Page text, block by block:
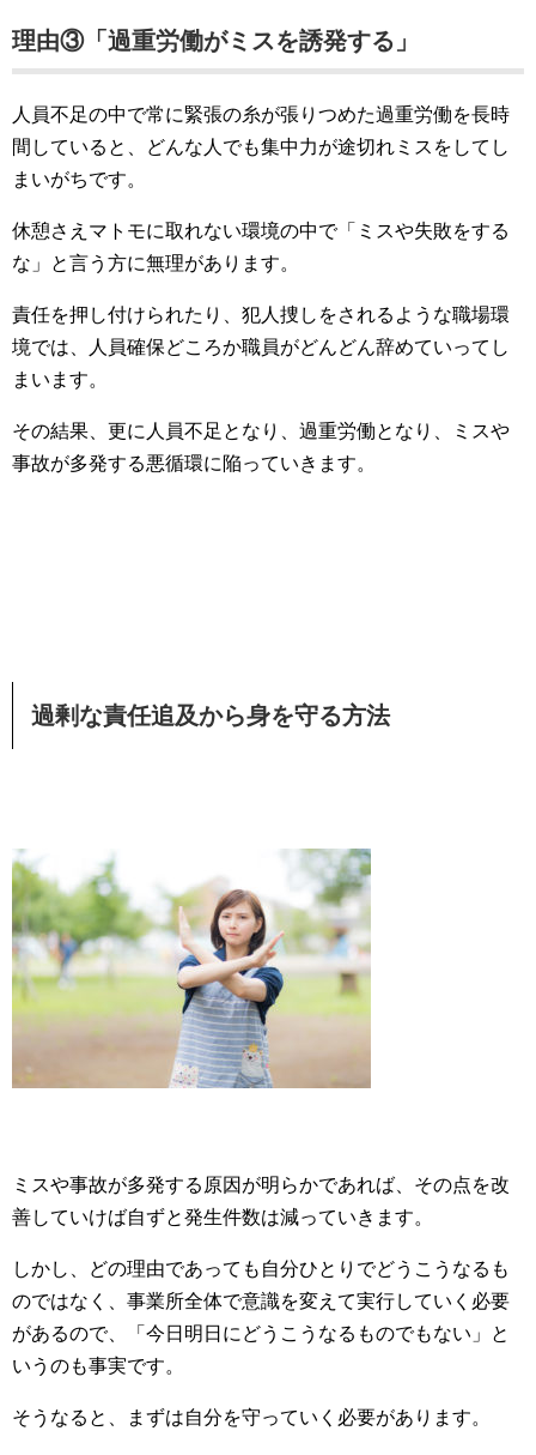
理由③「過重労働がミスを誘発する」
人員不足の中で常に緊張の糸が張りつめた過重労働を長時
間していると、どんな人でも集中力が途切れミスをしてし
まいがちです。
休憩さえマトモに取れない環境の中で「ミスや失敗をする
な」と言う方に無理があります。
責任を押し付けられたり、犯人捜しをされるような職場環
境では、人員確保どころか職員がどんどん辞めていってし
まいます。
その結果、更に人員不足となり、過重労働となり、ミスや
事故が多発する悪循環に陥っていきます。
過剰な責任追及から身を守る方法
ミスや事故が多発する原因が明らかであれば、その点を改
善していけば自ずと発生件数は減っていきます。
しかし、どの理由であっても自分ひとりでどうこうなるも
のではなく、事業所全体で意識を変えて実行していく必要
があるので、「今日明日にどうこうなるものでもない」と
いうのも事実です。
そうなると、まずは自分を守っていく必要があります。